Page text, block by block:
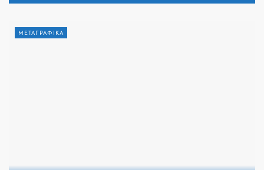
ΜΕΤΑΓΡΑΦΙΚΑ